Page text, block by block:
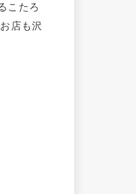
こたろ
店も沢